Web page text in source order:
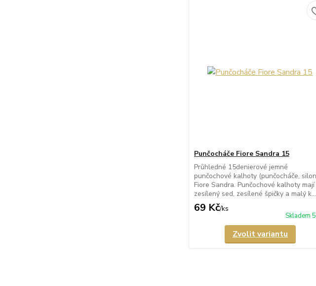
Punčocháče Fiore Sandra 15
Průhledné 15denierové jemné
punčochové kalhoty (punčocháče,
Fiore Sandra. Punčochové kalhoty mají
zesílený sed, zesílené špičky a malý k...
69 Kč/ks
Skladem
Zvolit variantu